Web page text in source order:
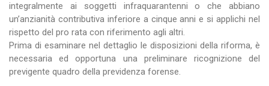
integralmente ai soggetti infraquarantenni o che abbiano
un’anzianità contributiva inferiore a cinque anni e si applichi nel
rispetto del pro rata con riferimento agli altri.
Prima di esaminare nel dettaglio le disposizioni della riforma, è
necessaria ed opportuna una preliminare ricognizione del
previgente quadro della previdenza forense.